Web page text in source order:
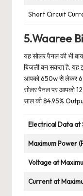
Short Circuit
5.Waaree
यह सोलर पैनल की भी
बिजली बन सकता है.
आपको 650w से लेकर
सोलर पैनल पर आपको
साल की 84.95%
Electrical Data at
Maximum Power
Voltage at
Current at